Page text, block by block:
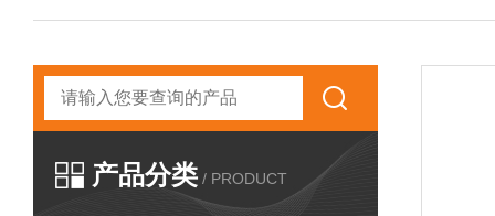
产品分类 / PRODUCT